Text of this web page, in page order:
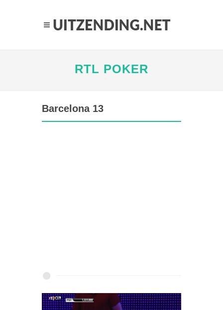
RTL POKER
Barcelona 13